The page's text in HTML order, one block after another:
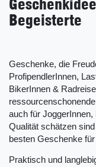
Begeisterte
Geschenke, die
ProfipendlerInnen,
BikerInnen &
auch für JoggerInnen,
Qualität schätzen
besten Geschenke
Praktisch und